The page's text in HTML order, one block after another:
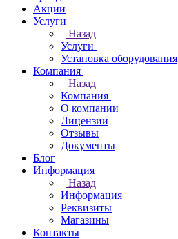
Акции
Услуги
Назад
Услуги
Установка оборудования
Компания
Назад
Компания
О компании
Лицензии
Отзывы
Документы
Блог
Информация
Назад
Информация
Реквизиты
Магазины
Контакты